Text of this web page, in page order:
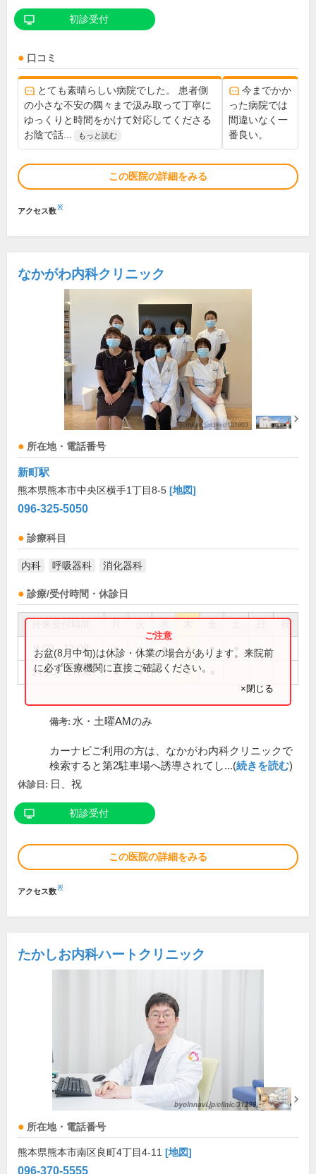
初診受付
口コミ
とても素晴らしい病院でした。 患者側
の小さな不安の隅々まで汲み取って丁寧に
ゆっくりと時間をかけて対応してくださる
お陰で話...
もっと読む
今までかか
った病院では
間違いなく一
番良い。
この医院の詳細をみる
アクセス数※
なかがわ内科クリニック
所在地・電話番号
新町駅
熊本県熊本市中央区横手1丁目8-5 [地図]
096-325-5050
診療科目
内科 呼吸器科 消化器科
診療/受付時間・休診日
祝
9:00～12:00 ● ● ● ● ●
14:00～17:00 ● ● ●
お盆(8月中旬)は休診・休業の場合があります。来院前
に必ず医療機関に直接ご確認ください。
×閉じる
備考: 水・土曜AMのみ
カーナビご利用の方は、なかがわ内科クリニックで
検索すると第2駐車場へ誘導されてし...(続きを読む)
休診日: 日、祝
初診受付
この医院の詳細をみる
アクセス数※
たかしお内科ハートクリニック
所在地・電話番号
熊本県熊本市南区良町4丁目4-11 [地図]
096-370-5555